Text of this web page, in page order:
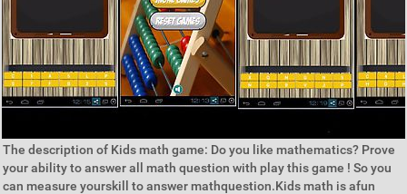
The description of Kids math game: Do you like mathematics? Prove
your ability to answer all math question with play this game ! So you
can measure yourskill to answer mathquestion.Kids math is afun